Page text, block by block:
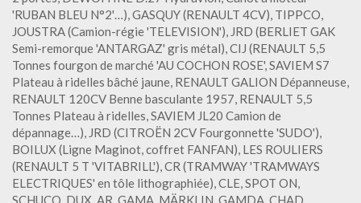
'RUBAN BLEU N°2'…), GASQUY (RENAULT 4CV), TIPPCO,
JOUSTRA (Camion-régie 'TELEVISION'), JRD (BERLIET GAK
Semi-remorque 'ANTARGAZ' gris métal), CIJ (RENAULT 5,5
Tonnes fourgon de marché 'AU COCHON ROSE', SAVIEM S7
Plateau à ridelles bâché jaune, RENAULT GALION Dépanneuse,
RENAULT 120CV Benne basculante 1957, RENAULT 5,5
Tonnes Plateau à ridelles, SAVIEM JL20 Camion de
dépannage…), JRD (CITROËN 2CV Fourgonnette 'SUDO'),
BOILUX (Ligne Maginot, coffret FANFAN), LES ROULIERS
(RENAULT 5 T 'VITABRILL'), CR (TRAMWAY 'TRAMWAYS
ELECTRIQUES' en tôle lithographiée), CLE, SPOT ON,
SCHUCO, DUX, AR, GAMA, MÄRKLIN, GAMDA, CHAD